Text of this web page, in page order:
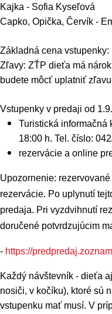
Kajka - Sofia Kyseľová
Capko, Opička, Červík -
Základná cena vstupenky:
Zľavy: ZŤP dieťa má
budete môcť uplatniť
Vstupenky v predaji od
Turistická informačná
18:00 h. Tel. číslo:
rezervácie a online
Upozornenie:
rezervácie. Po uplynutí
predaja. Pri vyzdvihnutí
doručené potvrdzujúcim
- https://
Každý návštevník - dieťa
nosiči, v kočíku), ktoré sú
vstupenku mať musí. V